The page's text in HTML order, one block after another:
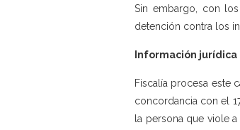
Sin embargo, con
detención contra los
Información jurídica
Fiscalía procesa este
concordancia con el
la persona que viole